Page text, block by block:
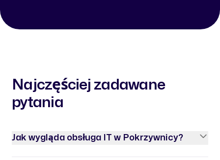
Najczęściej zadawane
pytania
Jak wygląda obsługa IT w Pokrzywnicy?